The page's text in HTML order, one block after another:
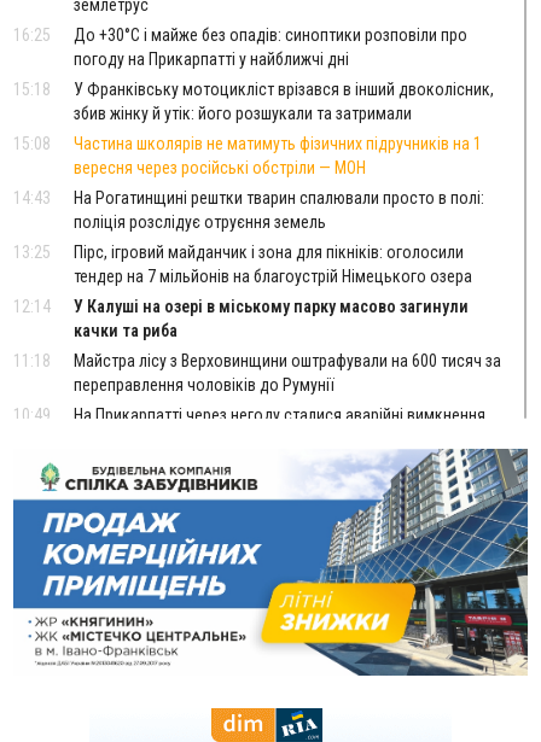
землетрус
16:25
До +30°C і майже без опадів: синоптики розповіли про
погоду на Прикарпатті у найближчі дні
15:18
У Франківську мотоцикліст врізався в інший двоколісник,
збив жінку й утік: його розшукали та затримали
15:08
Частина школярів не матимуть фізичних підручників на 1
вересня через російські обстріли — МОН
14:43
На Рогатинщині рештки тварин спалювали просто в полі:
поліція розслідує отруєння земель
13:25
Пірс, ігровий майданчик і зона для пікніків: оголосили
тендер на 7 мільйонів на благоустрій Німецького озера
12:14
У Калуші на озері в міському парку масово загинули
качки та риба
11:18
Майстра лісу з Верховинщини оштрафували на 600 тисяч за
переправлення чоловіків до Румунії
10:49
На Прикарпатті через негоду сталися аварійні вимкнення
10:43
За змову на тендері для Долинської лікарні двох
підприємців оштрафували на 272 тисячі гривень
10:09
Яремчанський суд виніс вирок чоловіку, який у Буковелі
вкрав із супермаркету пляшку віскі за 8,5 тисяч
09:53
В урочищі біля Галича археологи відкопали давньоруську
вагову гирку XII–XIII століть
09:39
У Франківську медики провели серію складних операцій
на аорті
У Богородчанах на "зебрі" водій Audi наїхав на